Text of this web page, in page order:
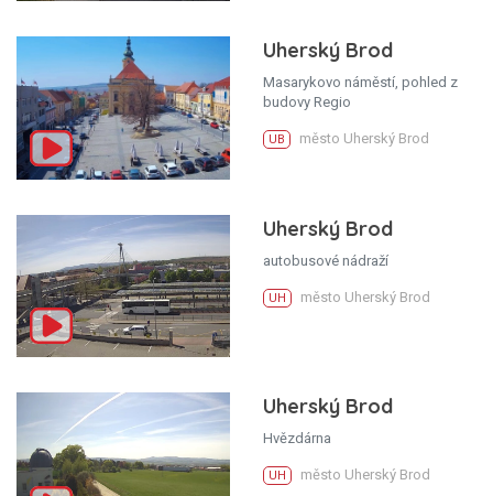
Uherský Brod
Masarykovo náměstí, pohled z
budovy Regio
UB město Uherský Brod
Uherský Brod
autobusové nádraží
UH město Uherský Brod
Uherský Brod
Hvězdárna
UH město Uherský Brod